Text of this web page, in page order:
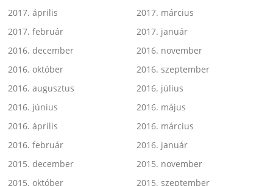
2017. április
2017. március
2017. február
2017. január
2016. december
2016. november
2016. október
2016. szeptember
2016. augusztus
2016. július
2016. június
2016. május
2016. április
2016. március
2016. február
2016. január
2015. december
2015. november
2015. október
2015. szeptember